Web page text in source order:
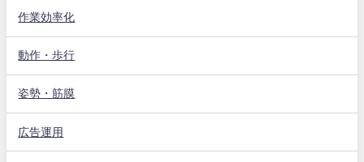
作業効率化
動作・歩行
姿勢・筋膜
広告運用